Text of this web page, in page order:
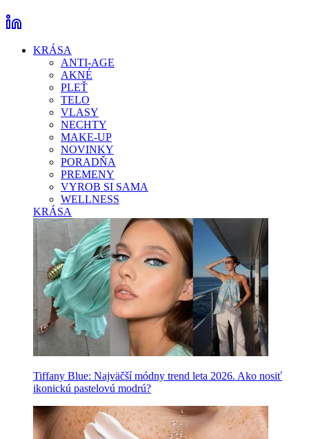
KRÁSA
ANTI-AGE
AKNÉ
PLEŤ
TELO
VLASY
NECHTY
MAKE-UP
NOVINKY
PORADŇA
PREMENY
VYROB SI SAMA
WELLNESS
KRÁSA
Tiffany Blue: Najväčší módny trend leta 2026. Ako nosiť
ikonickú pastelovú modrú?